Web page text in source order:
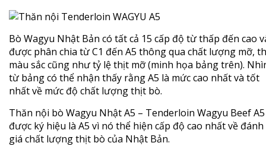
Bò Wagyu Nhật Bản có tất cả 15 cấp độ từ thấp đến cao
được phân chia từ C1 đến A5 thông qua chất lượng mỡ,
màu sắc cũng như tỷ lệ thịt mỡ (minh họa bảng trên).
từ bảng có thể nhận thấy rằng A5 là mức cao nhất và tốt
nhất về mức độ chất lượng thịt bò.
Thăn nội bò Wagyu Nhật A5 – Tenderloin Wagyu Beef A5
được ký hiệu là A5 vì nó thể hiện cấp độ cao nhất về đánh
giá chất lượng thịt bò của Nhật Bản.